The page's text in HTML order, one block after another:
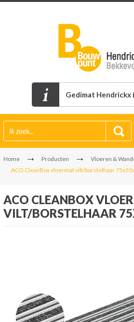
Gedimat Hendrickx
Home Producten
Vloeren &
ACO CleanBox vloermat vilt/borstelhaar
ACO CLEANBOX
VILT/BORSTELHAAR